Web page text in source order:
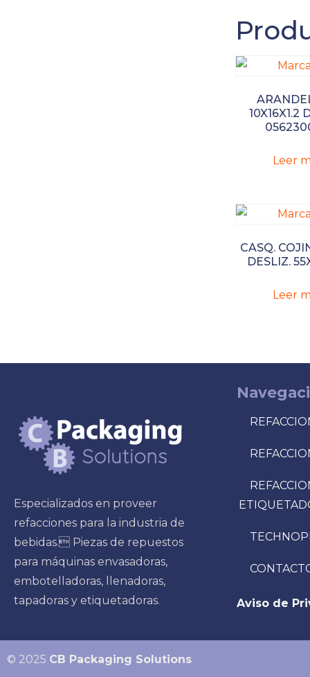
10X16X1.2
Leer
CASQ.
DESLIZ.
Leer
Especializados en proveer
refacciones para la industria de
bebidas. Piezas de repuestos
para máquinas envasadoras,
embotelladoras, llenadoras,
tapadoras y etiquetadoras.
Aviso de
© 2025 CB Packaging Solutions